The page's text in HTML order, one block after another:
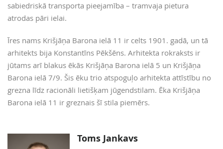
sabiedriskā transporta pieejamība – tramvaja pietura
atrodas pāri ielai.
Īres nams Krišjāņa Barona ielā 11 ir celts 1901. gadā, un tā
arhitekts bija Konstantīns Pēkšēns. Arhitekta rokraksts ir
jūtams arī blakus ēkās Krišjāņa Barona ielā 5 un Krišjāņa
Barona ielā 7/9. Šis ēku trio atspoguļo arhitekta attīstību no
grezna līdz racionāli lietišķam jūgendstilam. Ēka Krišjāņa
Barona ielā 11 ir greznais šī stila piemērs.
Toms Jankavs